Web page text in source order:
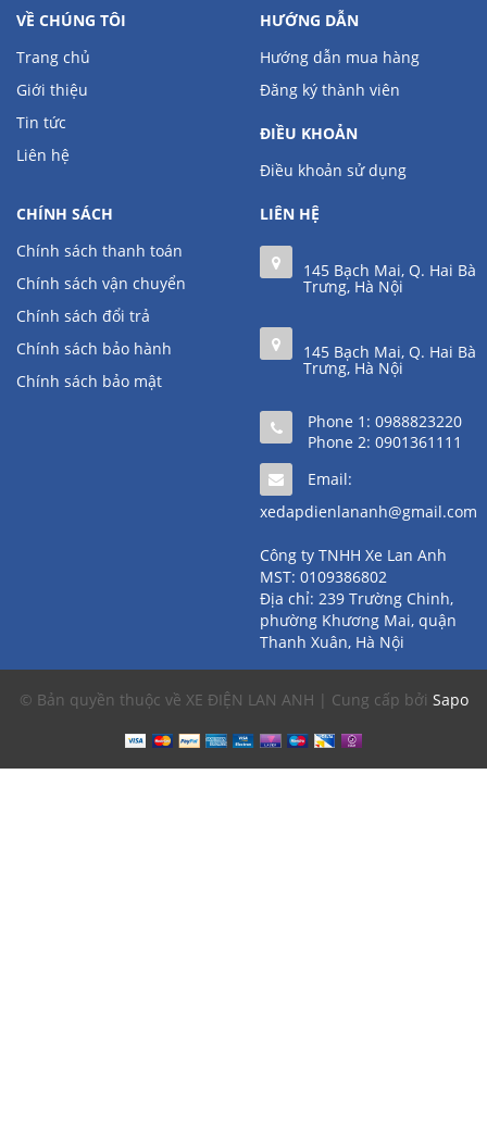
VỀ CHÚNG TÔI
Trang chủ
Giới thiệu
Tin tức
Liên hệ
HƯỚNG DẪN
Hướng dẫn mua hàng
Đăng ký thành viên
ĐIỀU KHOẢN
Điều khoản sử dụng
CHÍNH SÁCH
Chính sách thanh toán
Chính sách vận chuyển
Chính sách đổi trả
Chính sách bảo hành
Chính sách bảo mật
LIÊN HỆ
145 Bạch Mai, Q. Hai Bà
Trưng, Hà Nội
145 Bạch Mai, Q. Hai Bà
Trưng, Hà Nội
Phone 1: 0988823220
Phone 2: 0901361111
Email:
xedapdienlananh@gmail.com
Công ty TNHH Xe Lan Anh
MST: 0109386802
Địa chỉ: 239 Trường Chinh,
phường Khương Mai, quận
Thanh Xuân, Hà Nội
© Bản quyền thuộc về XE ĐIỆN LAN ANH | Cung cấp bởi Sapo